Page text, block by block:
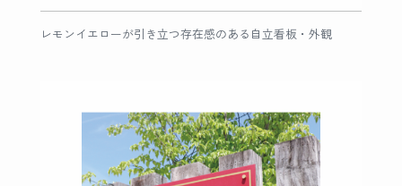
レモンイエローが引き立つ存在感のある自立看板・外観